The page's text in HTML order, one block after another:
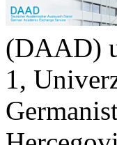
(DAAD)
1,